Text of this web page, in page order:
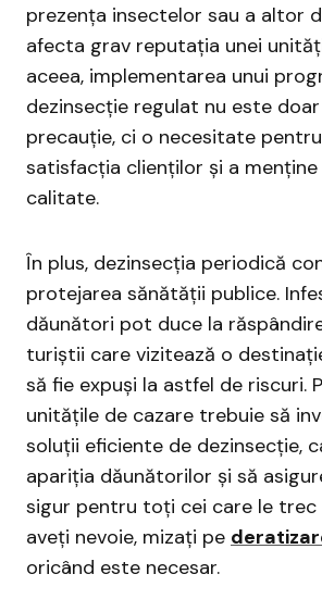
prezența insectelor sau a altor
afecta grav reputația unei
aceea, implementarea unui
dezinsecție regulat nu este
precauție, ci o necesitate
satisfacția clienților și a
calitate.
În plus, dezinsecția periodică
protejarea sănătății publice.
dăunători pot duce la
turiștii care vizitează o
să fie expuși la astfel de riscuri.
unitățile de cazare trebuie să
soluții eficiente de dezinsecție,
apariția dăunătorilor și să
sigur pentru toți cei care le trec
aveți nevoie, mizați pe
oricând este necesar.